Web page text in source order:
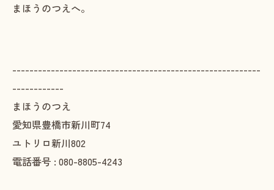
まほうのつえへ。
----------------------------------------------------------
------------
まほうのつえ
愛知県豊橋市新川町74
ユトリロ新川802
電話番号 : 080-8805-4243